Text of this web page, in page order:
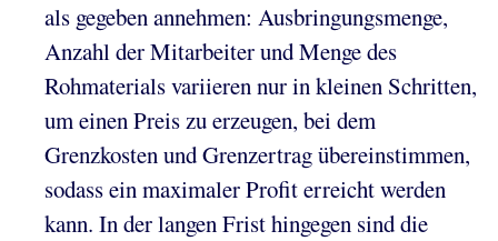
als gegeben annehmen: Ausbringungsmenge,
Anzahl der Mitarbeiter und Menge des
Rohmaterials variieren nur in kleinen Schritten,
um einen Preis zu erzeugen, bei dem
Grenzkosten und Grenzertrag übereinstimmen,
sodass ein maximaler Profit erreicht werden
kann. In der langen Frist hingegen sind die